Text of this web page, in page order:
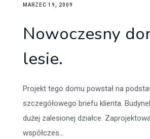
MARZEC 19, 2009
Nowoczesny
lesie.
Projekt tego domu powstał na
szczegółowego briefu klienta.
dużej zalesionej działce.
współczes...